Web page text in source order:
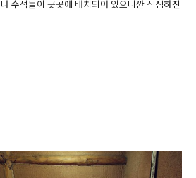
수석들이 곳곳에 배치되어 있으니깐 심심하진